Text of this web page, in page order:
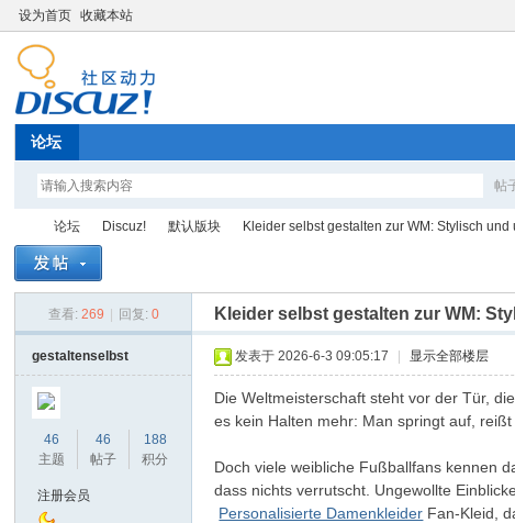
设为首页 收藏本站
论坛
帖
论坛
›
Discuz!
›
默认版块
›
Kleider selbst gestalten zur WM: Stylisch und
查看: 269 回复: 0 Kleider selbst gestalten zur WM:
gestaltenselbst
46
主题
46
帖子
188
积分
注册会员
发表于 2026-6-3 09:05:17 显示全部楼层
Die Weltmeisterschaft steht vor der Tür,
es kein Halten mehr: Man springt auf,
Doch viele weibliche Fußballfans kennen
dass nichts verrutscht. Ungewollte
Personalisierte Damenkleider Fan-Kleid,